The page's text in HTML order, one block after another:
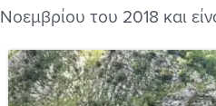
Νοεμβρίου του 2018 και